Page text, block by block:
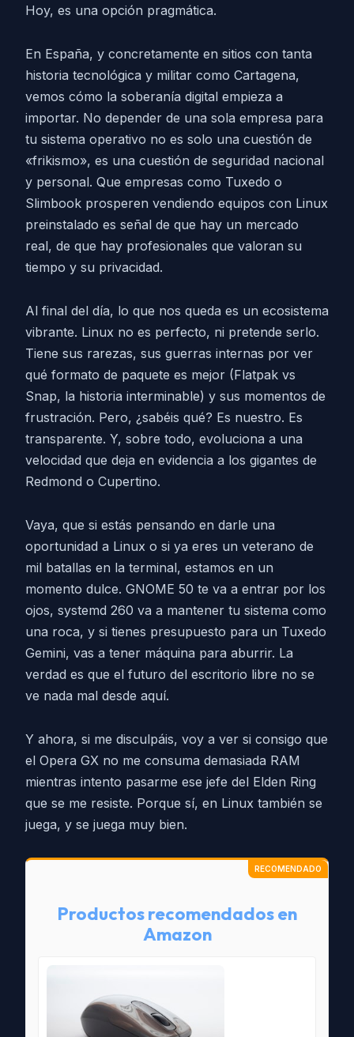
Hoy, es una opción pragmática.
En España, y concretamente en sitios con tanta
historia tecnológica y militar como Cartagena,
vemos cómo la soberanía digital empieza a
importar. No depender de una sola empresa para
tu sistema operativo no es solo una cuestión de
«frikismo», es una cuestión de seguridad nacional
y personal. Que empresas como Tuxedo o
Slimbook prosperen vendiendo equipos con Linux
preinstalado es señal de que hay un mercado
real, de que hay profesionales que valoran su
tiempo y su privacidad.
Al final del día, lo que nos queda es un ecosistema
vibrante. Linux no es perfecto, ni pretende serlo.
Tiene sus rarezas, sus guerras internas por ver
qué formato de paquete es mejor (Flatpak vs
Snap, la historia interminable) y sus momentos de
frustración. Pero, ¿sabéis qué? Es nuestro. Es
transparente. Y, sobre todo, evoluciona a una
velocidad que deja en evidencia a los gigantes de
Redmond o Cupertino.
Vaya, que si estás pensando en darle una
oportunidad a Linux o si ya eres un veterano de
mil batallas en la terminal, estamos en un
momento dulce. GNOME 50 te va a entrar por los
ojos, systemd 260 va a mantener tu sistema como
una roca, y si tienes presupuesto para un Tuxedo
Gemini, vas a tener máquina para aburrir. La
verdad es que el futuro del escritorio libre no se
ve nada mal desde aquí.
Y ahora, si me disculpáis, voy a ver si consigo que
el Opera GX no me consuma demasiada RAM
mientras intento pasarme ese jefe del Elden Ring
que se me resiste. Porque sí, en Linux también se
juega, y se juega muy bien.
Productos recomendados en
Amazon